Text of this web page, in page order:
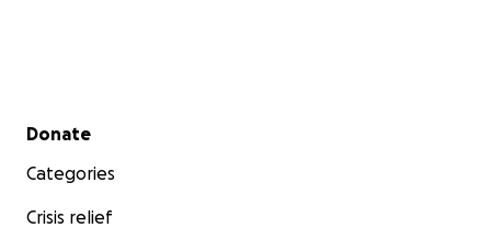
Secondary menu
Donate
Categories
Crisis relief